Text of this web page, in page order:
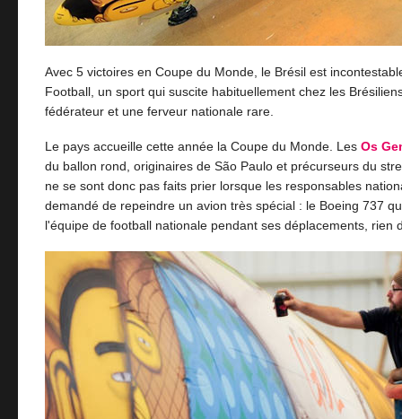
Avec 5 victoires en Coupe du Monde, le Brésil est
Football, un sport qui suscite habituellement chez les
fédérateur et une ferveur nationale rare.
Le pays accueille cette année la Coupe du Monde. Les Os
du ballon rond, originaires de São Paulo et précurseurs du
ne se sont donc pas faits prier lorsque les responsables
demandé de repeindre un avion très spécial : le Boeing 737
l'équipe de football nationale pendant ses déplacements, rien